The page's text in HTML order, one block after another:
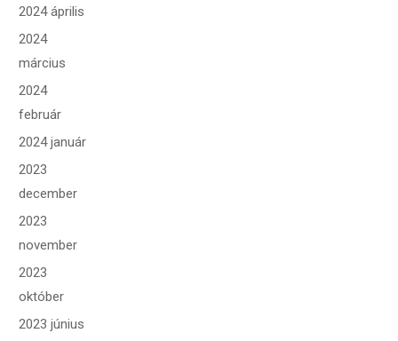
2024 április
2024
március
2024
február
2024 január
2023
december
2023
november
2023
október
2023 június